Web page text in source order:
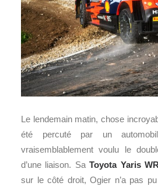
Le lendemain matin, chose
été percuté par un
vraisemblablement voulu le
d’une liaison. SaToyota Yaris
sur le côté droit, Ogier n’a pas